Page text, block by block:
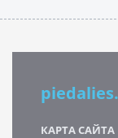
КАРТА САЙТА